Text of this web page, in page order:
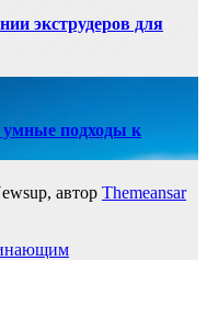
экструдеров для
умные подходы к
автор Themeansar